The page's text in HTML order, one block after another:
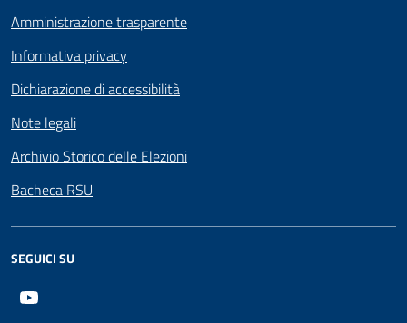
Amministrazione trasparente
Informativa privacy
Dichiarazione di accessibilità
Note legali
Archivio Storico delle Elezioni
Bacheca RSU
SEGUICI SU